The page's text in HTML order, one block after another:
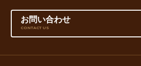
お問い合わせ
CONTACT US